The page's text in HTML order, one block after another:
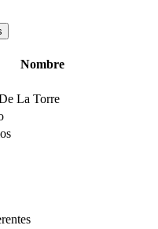
Nombre
La Torre